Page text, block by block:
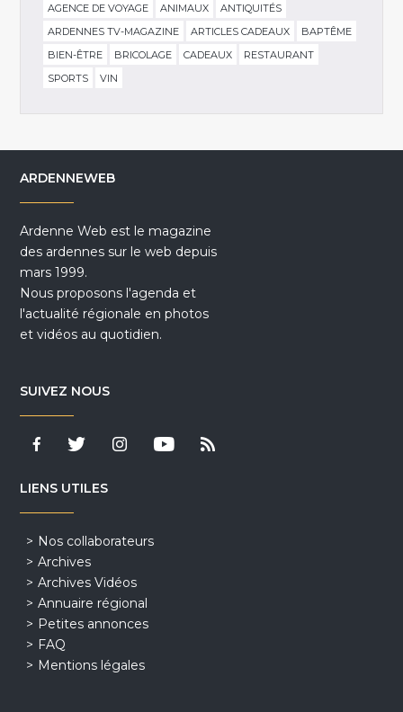
AGENCE DE VOYAGE ANIMAUX
ANTIQUITÉS
ARDENNES TV-MAGAZINE
ARTICLES CADEAUX
BAPTÊME
BIEN-ÊTRE
BRICOLAGE CADEAUX
RESTAURANT
SPORTS
VIN
ARDENNEWEB
Ardenne Web est le magazine
des ardennes sur le web depuis
mars 1999.
Nous proposons l'agenda et
l'actualité régionale en photos
et vidéos au quotidien.
SUIVEZ NOUS
LIENS UTILES
Nos collaborateurs
Archives
Archives Vidéos
Annuaire régional
Petites annonces
FAQ
Mentions légales